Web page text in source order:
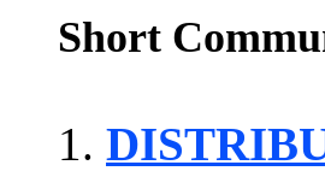
Short